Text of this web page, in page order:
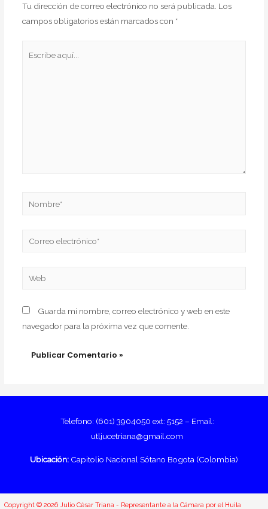
Tu dirección de correo electrónico no será publicada. Los
campos obligatorios están marcados con *
Guarda mi nombre, correo electrónico y web en este
navegador para la próxima vez que comente.
Telefono: (601) 3904050 ext: 5152 – Email:
utljucetriana@gmail.com
Ubicación: Capitolio Nacional Sótano Bogota (Colombia)
Copyright © 2026 Julio César Triana - Representante a la Cámara por el Huila